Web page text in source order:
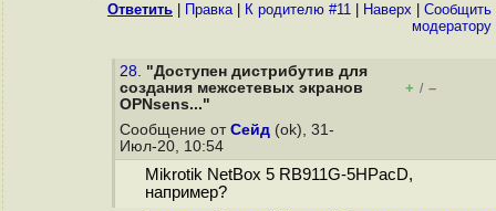
Ответить Правка| К родителю #11 Наверх
Cообщить
модератору
28. "Доступен дистрибутив для
создания межсетевых экранов
OPNsens..."
+ / –
Сообщение от Сейд (ok), 31-
Июл-20, 10:54
Mikrotik NetBox 5 RB911G-5HPacD,
например?